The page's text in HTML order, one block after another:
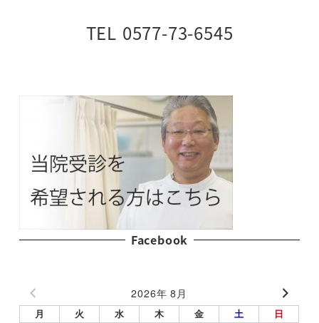
TEL 0577-73-6545
Facebook
2026年 8月
月 火 水 木 金 土 日